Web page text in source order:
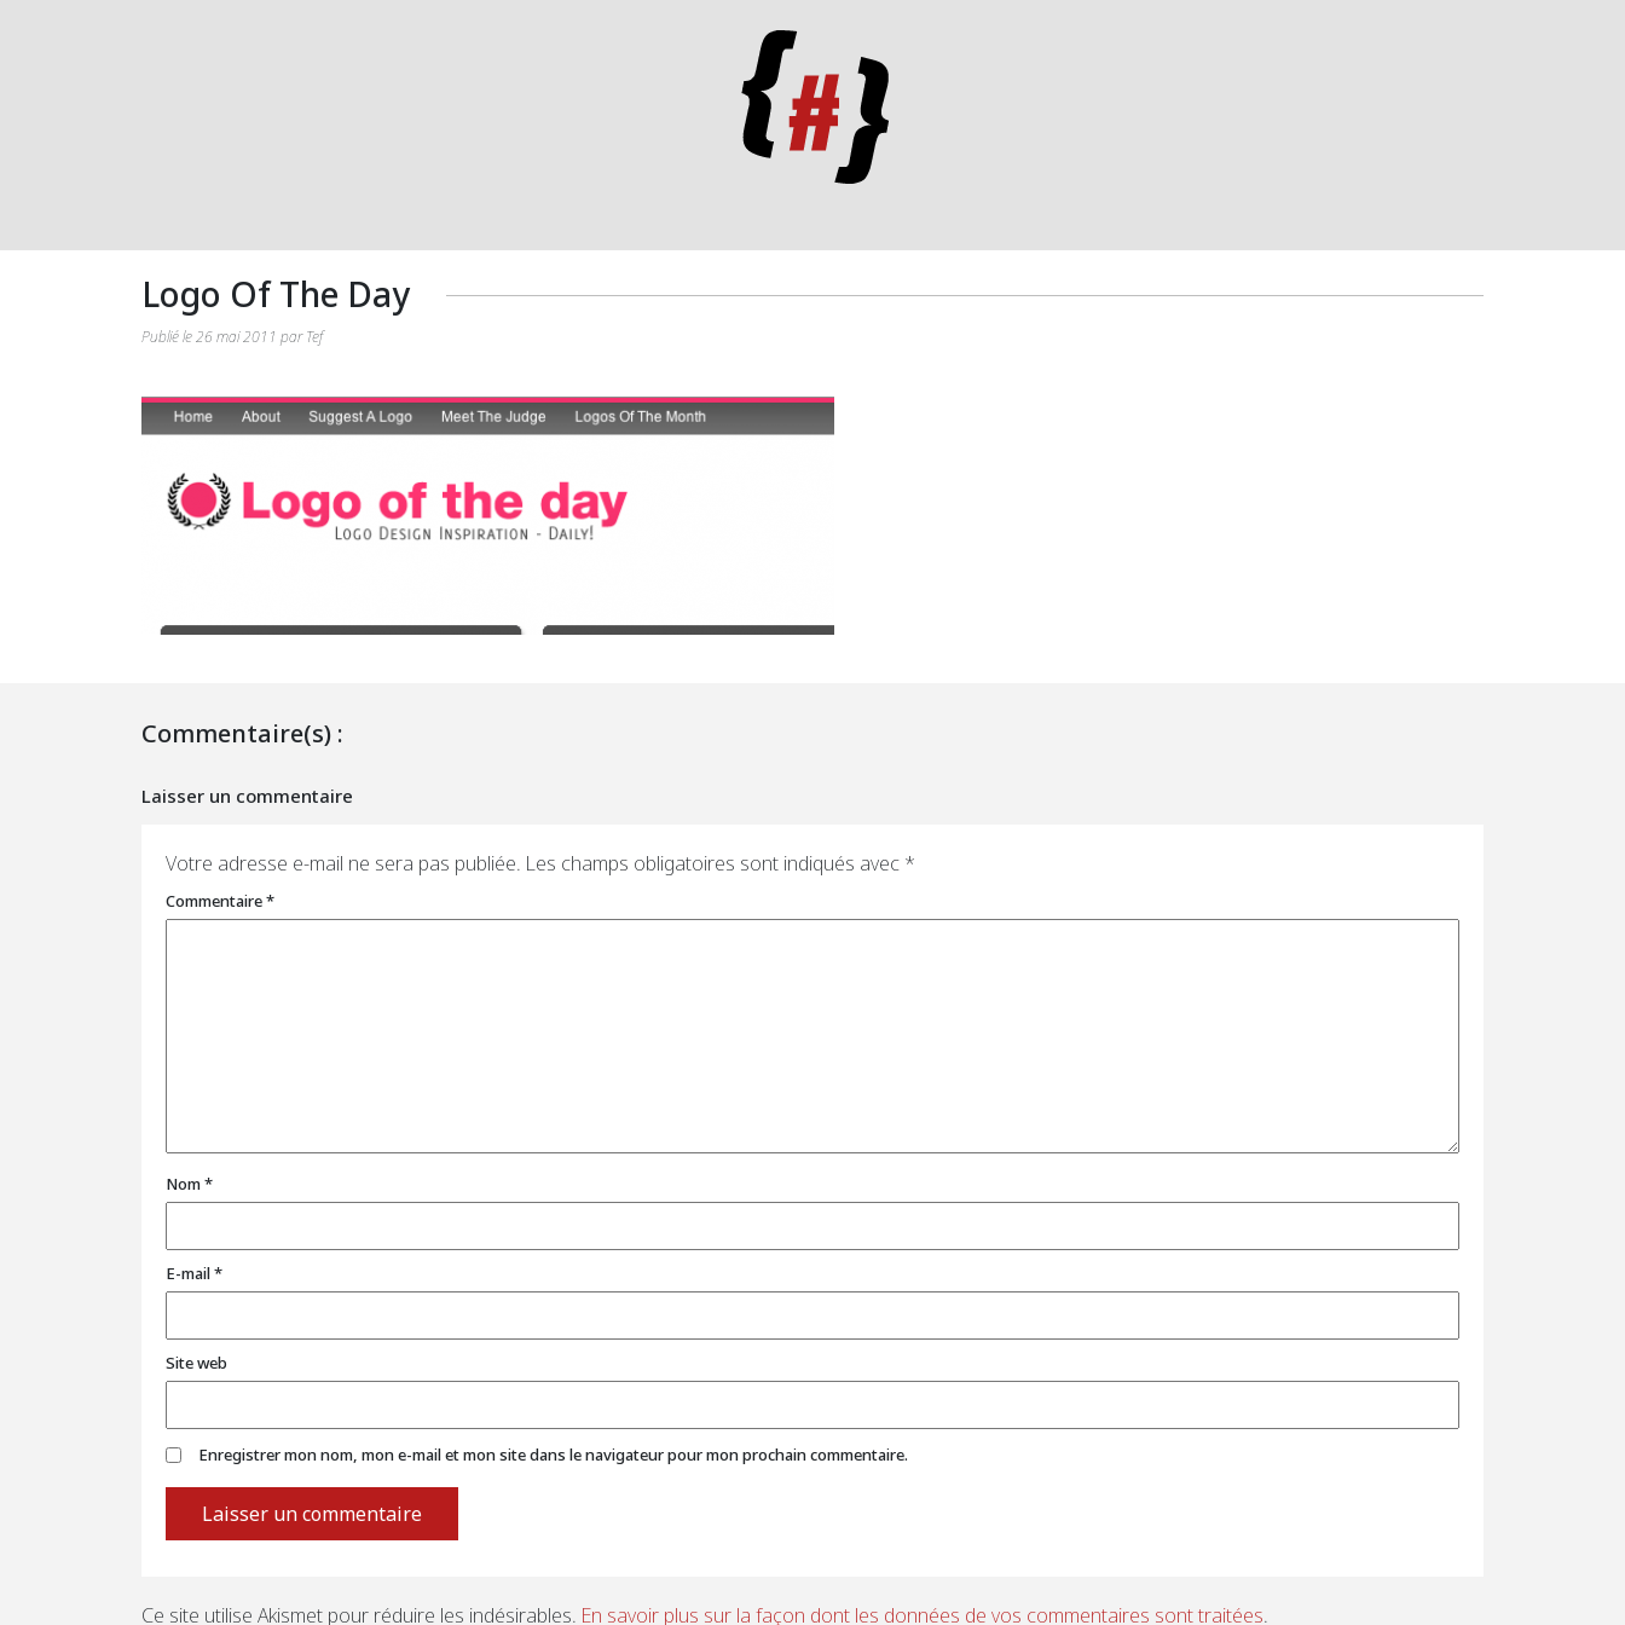
Logo Of The Day
Publié le 26 mai 2011 par Tef
Commentaire(s) :
Laisser un commentaire
Votre adresse e-mail ne sera pas publiée. Les champs obligatoires sont indiqués avec *
Commentaire*
Nom*
E-mail*
Site web
Enregistrer mon nom, mon e-mail et mon site dans le navigateur pour mon prochain commentaire.
Ce site utilise Akismet pour réduire les indésirables. En savoir plus sur la façon dont les données de vos commentaires sont traitées.